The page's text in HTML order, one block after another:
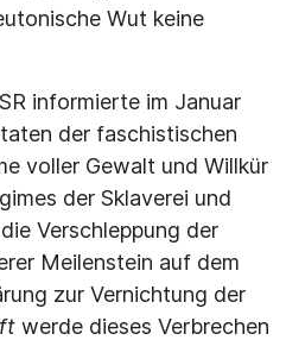
Wut keine
informierte im Januar
der faschistischen
voller Gewalt und Willkür
der Sklaverei und
Verschleppung der
Meilenstein auf dem
zur Vernichtung der
werde dieses Verbrechen